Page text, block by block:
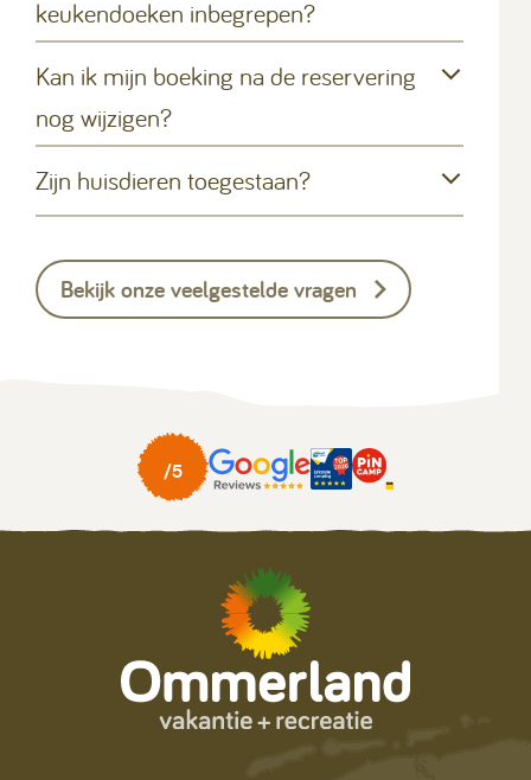
keukendoeken inbegrepen?
Kan ik mijn boeking na de reservering
nog wijzigen?
Zijn huisdieren toegestaan?
Bekijk onze veelgestelde vragen